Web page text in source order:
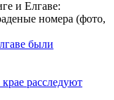
были
расследуют